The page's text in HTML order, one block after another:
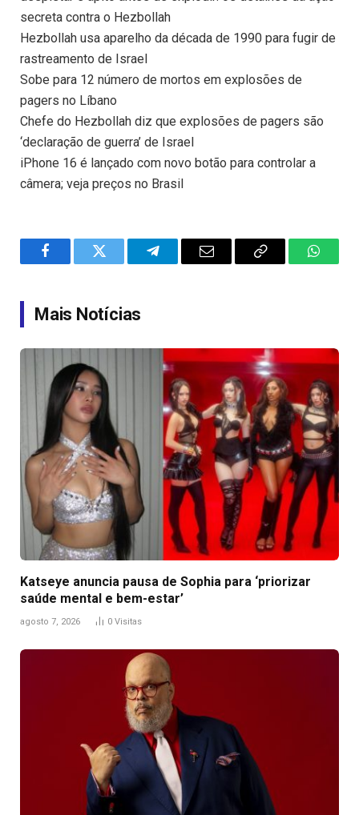
secreta contra o Hezbollah
Hezbollah usa aparelho da década de 1990 para fugir de
rastreamento de Israel
Sobe para 12 número de mortos em explosões de
pagers no Líbano
Chefe do Hezbollah diz que explosões de pagers são
‘declaração de guerra’ de Israel
iPhone 16 é lançado com novo botão para controlar a
câmera; veja preços no Brasil
FacebookTwitter TelegramEmail
Copy
Mais Notícias
Katseye anuncia pausa de Sophia para ‘priorizar
saúde mental e bem-estar’
agosto 7, 2026 0 Visitas